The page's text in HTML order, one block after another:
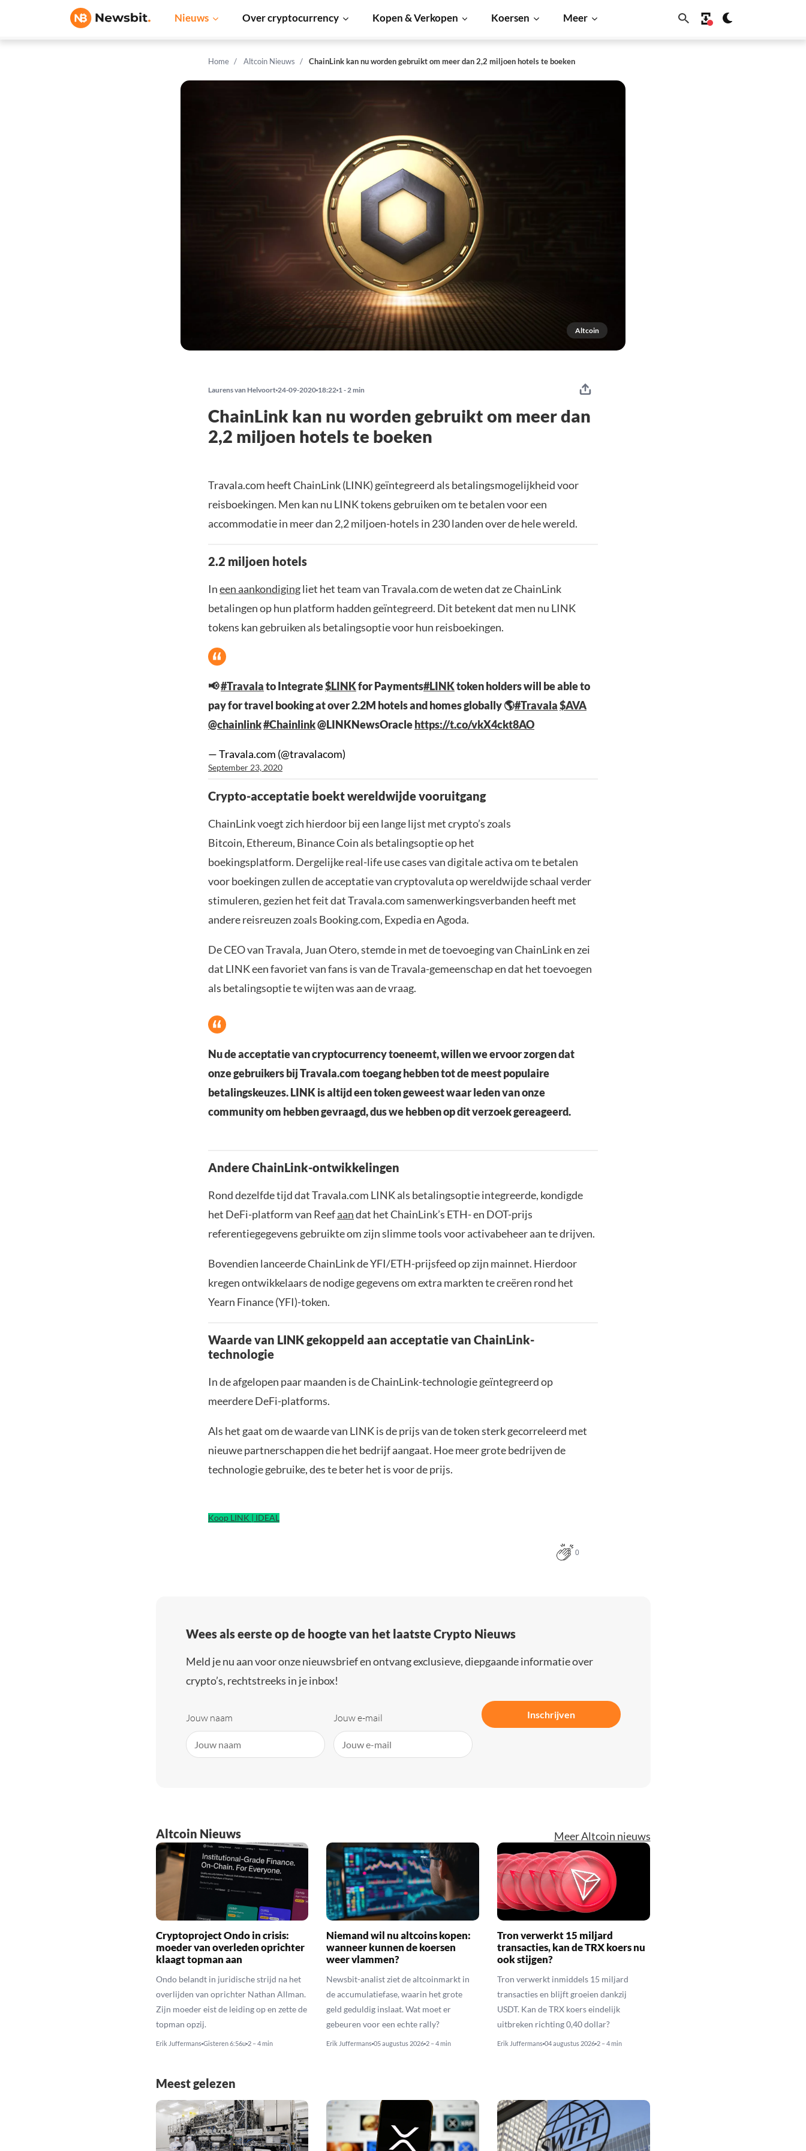
Nieuws Over cryptocurrency Kopen & Verkopen Koersen Meer
Home Altcoin Nieuws ChainLink kan nu worden gebruikt om meer dan 2,2 miljoen hotels te boeken
Altcoin
Laurens van Helvoort 24-09-2020 18:22 1 - 2 min
ChainLink kan nu worden gebruikt om meer dan
2,2 miljoen hotels te boeken
Travala.com heeft ChainLink (LINK) geïntegreerd als betalingsmogelijkheid voor
reisboekingen. Men kan nu LINK tokens gebruiken om te betalen voor een
accommodatie in meer dan 2,2 miljoen-hotels in 230 landen over de hele wereld.
2.2 miljoen hotels
Ineen aankondigingliet het team van Travala.com de weten dat ze ChainLink
betalingen op hun platform hadden geïntegreerd. Dit betekent dat men nu LINK
tokens kan gebruiken als betalingsoptie voor hun reisboekingen.
📢#Travalato Integrate$LINKfor Payments#LINKtoken holders will be able to
pay for travel booking at over 2.2M hotels and homes globally 🌎#Travala$AVA
@chainlink#Chainlink@LINKNewsOraclehttps://t.co/vkX4ckt8AO
— Travala.com (@travalacom)
September 23, 2020
Crypto-acceptatie boekt wereldwijde vooruitgang
ChainLink voegt zich hierdoor bij een lange lijst met crypto’s zoals
Bitcoin, Ethereum, Binance Coin als betalingsoptie op het
boekingsplatform. Dergelijke real-life use cases van digitale activa om te betalen
voor boekingen zullen de acceptatie van cryptovaluta op wereldwijde schaal verder
stimuleren, gezien het feit dat Travala.com samenwerkingsverbanden heeft met
andere reisreuzen zoals Booking.com, Expedia en Agoda.
De CEO van Travala, Juan Otero, stemde in met de toevoeging van ChainLink en zei
dat LINK een favoriet van fans is van de Travala-gemeenschap en dat het toevoegen
als betalingsoptie te wijten was aan de vraag.
Nu de acceptatie van cryptocurrency toeneemt, willen we ervoor zorgen dat
onze gebruikers bij Travala.com toegang hebben tot de meest populaire
betalingskeuzes. LINK is altijd een token geweest waar leden van onze
community om hebben gevraagd, dus we hebben op dit verzoek gereageerd.
Andere ChainLink-ontwikkelingen
Rond dezelfde tijd dat Travala.com LINK als betalingsoptie integreerde, kondigde
het DeFi-platform van Reefaandat het ChainLink’s ETH- en DOT-prijs
referentiegegevens gebruikte om zijn slimme tools voor activabeheer aan te drijven.
Bovendien lanceerde ChainLink de YFI/ETH-prijsfeed op zijn mainnet. Hierdoor
kregen ontwikkelaars de nodige gegevens om extra markten te creëren rond het
Yearn Finance (YFI)-token.
Waarde van LINK gekoppeld aan acceptatie van ChainLink-
technologie
In de afgelopen paar maanden is de ChainLink-technologie geïntegreerd op
meerdere DeFi-platforms.
Als het gaat om de waarde van LINK is de prijs van de token sterk gecorreleerd met
nieuwe partnerschappen die het bedrijf aangaat. Hoe meer grote bedrijven de
technologie gebruike, des te beter het is voor de prijs.
Koop LINK | IDEAL
0
Wees als eerste op de hoogte van het laatste Crypto Nieuws
Meld je nu aan voor onze nieuwsbrief en ontvang exclusieve, diepgaande informatie over
crypto’s, rechtstreeks in je inbox!
Jouw naam Jouw e-mail Inschrijven
Altcoin Nieuws Meer Altcoin nieuws
Cryptoproject Ondo in crisis:
moeder van overleden oprichter
klaagt topman aan
Ondo belandt in juridische strijd na het
overlijden van oprichter Nathan Allman.
Zijn moeder eist de leiding op en zette de
topman opzij.
Erik Juffermans Gisteren 6:56u 2 – 4 min
Niemand wil nu altcoins kopen:
wanneer kunnen de koersen
weer vlammen?
Newsbit-analist ziet de altcoinmarkt in
de accumulatiefase, waarin het grote
geld geduldig inslaat. Wat moet er
gebeuren voor een echte rally?
Erik Juffermans 05 augustus 2026 2 – 4 min
Tron verwerkt 15 miljard
transacties, kan de TRX koers nu
ook stijgen?
Tron verwerkt inmiddels 15 miljard
transacties en blijft groeien dankzij
USDT. Kan de TRX koers eindelijk
uitbreken richting 0,40 dollar?
Erik Juffermans 04 augustus 2026 2 – 4 min
Meest gelezen